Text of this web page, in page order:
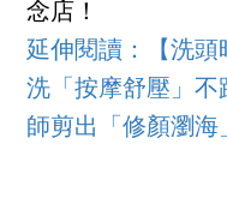
念店！
延伸閱讀：
【洗
洗「按摩舒壓」不
師剪出「修顏瀏海